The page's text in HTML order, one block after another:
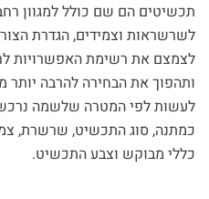
תכשיטים הם שם כולל למגוון
לשרשראות וצמידים, הגדרת
לצמצם את רשימת האפשרויות
ותהפוך את הבחירה להרבה
לעשות לפי המטרה שלשמה
כמתנה, סוג התכשיט, שרשרת,
כללי מבוקש וצבע התכשיט.